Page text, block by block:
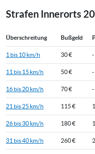
Strafen Innerorts
Überschreitung Bußgeld
1 bis 10 km/h 30 € -
11 bis 15 km/h 50 € -
16 bis 20 km/h 70 € -
21 bis 25 km/h 115 € 1
26 bis 30 km/h 180 € 1
31 bis 40 km/h 260 € 2